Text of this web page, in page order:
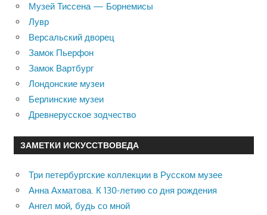
Музей Тиссена — Борнемисы
Лувр
Версальский дворец
Замок Пьерфон
Замок Вартбург
Лондонские музеи
Берлинские музеи
Древнерусское зодчество
ЗАМЕТКИ ИСКУССТВОВЕДА
Три петербургские коллекции в Русском музее
Анна Ахматова. К 130-летию со дня рождения
Ангел мой, будь со мной